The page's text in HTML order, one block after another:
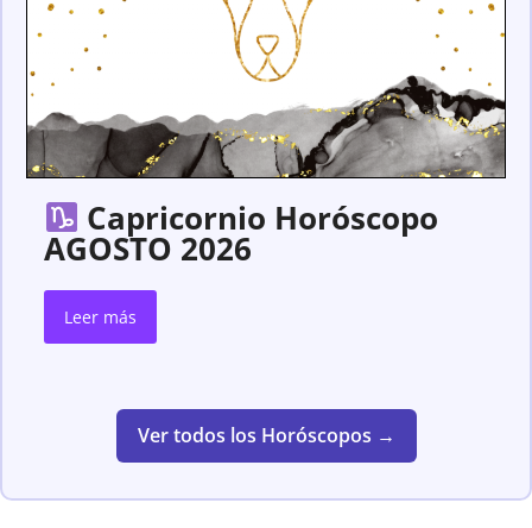
Capricornio Horóscopo
AGOSTO 2026
Leer más
Ver todos los Horóscopos →